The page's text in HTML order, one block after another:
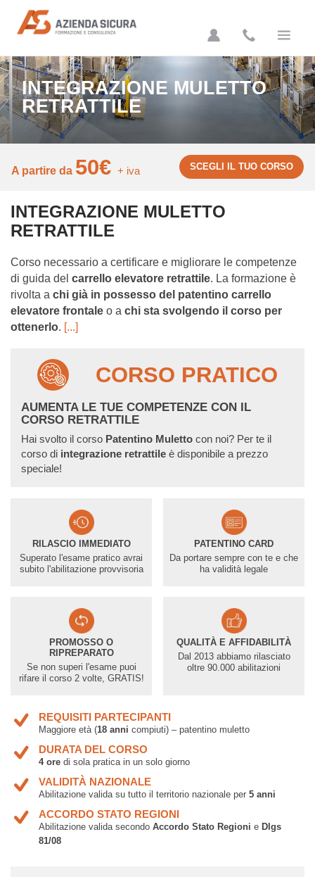
Azienda Sicura
INTEGRAZIONE MULETTO
RETRATTILE
A partire da 50€ + iva SCEGLI IL TUO CORSO
INTEGRAZIONE MULETTO
RETRATTILE
Corso necessario a certificare e migliorare le competenze
di guida del carrello elevatore retrattile. La formazione è
rivolta a chi già in possesso del patentino carrello
elevatore frontale o a chi sta svolgendo il corso per
ottenerlo. [...]
CORSO PRATICO
AUMENTA LE TUE COMPETENZE CON IL
CORSO RETRATTILE
Hai svolto il corso Patentino Muletto con noi? Per te il
corso di integrazione retrattile è disponibile a prezzo
speciale!
RILASCIO IMMEDIATO
Superato l'esame pratico avrai
subito l'abilitazione provvisoria
PATENTINO CARD
Da portare sempre con te e che
ha validità legale
PROMOSSO O
RIPREPARATO
Se non superi l'esame puoi
rifare il corso 2 volte, GRATIS!
QUALITÀ E AFFIDABILITÀ
Dal 2013 abbiamo rilasciato
oltre 90.000 abilitazioni
REQUISITI PARTECIPANTI
Maggiore età (18 anni compiuti) – patentino muletto
DURATA DEL CORSO
4 ore di sola pratica in un solo giorno
VALIDITÀ NAZIONALE
Abilitazione valida su tutto il territorio nazionale per 5 anni
ACCORDO STATO REGIONI
Abilitazione valida secondo Accordo Stato Regioni e Dlgs
81/08